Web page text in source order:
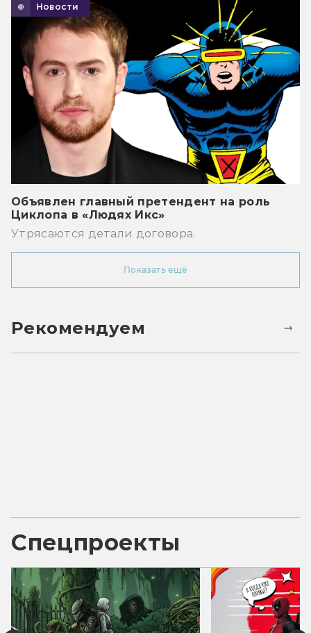
Новости
Объявлен главный претендент на роль
Циклопа в «Людях Икс»
Утрясаются детали договора.
Показать ещё
Рекомендуем
Спецпроекты